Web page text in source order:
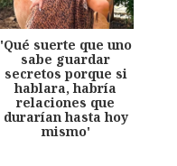
'Qué suerte que uno
sabe guardar
secretos porque si
hablara, habría
relaciones que
durarían hasta hoy
mismo'